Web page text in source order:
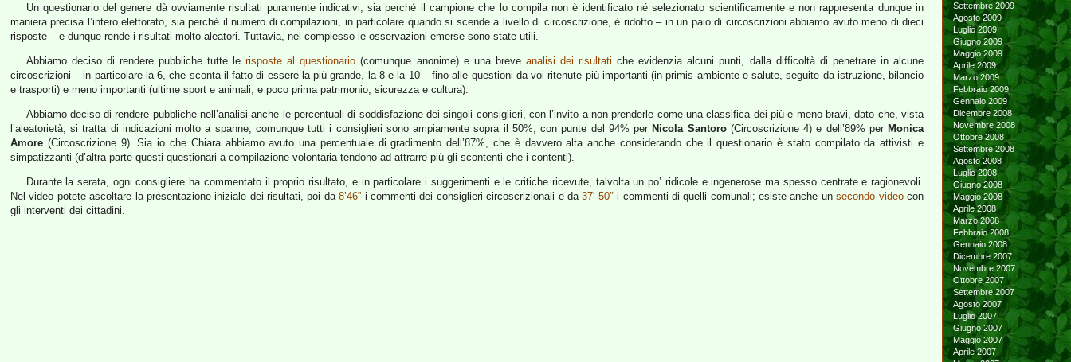
Un questionario del genere dà ovviamente risultati puramente indicativi, sia perché il campione che lo compila non è identificato né selezionato scientificamente e non rappresenta dunque in
maniera precisa l’intero elettorato, sia perché il numero di compilazioni, in particolare quando si scende a livello di circoscrizione, è ridotto – in un paio di circoscrizioni abbiamo avuto meno di dieci
risposte – e dunque rende i risultati molto aleatori. Tuttavia, nel complesso le osservazioni emerse sono state utili.
Abbiamo deciso di rendere pubbliche tutte lerisposte al questionario (comunque anonime) e una breve analisi dei risultati che evidenzia alcuni punti, dalla difficoltà di penetrare in alcune
circoscrizioni – in particolare la 6, che sconta il fatto di essere la più grande, la 8 e la 10 – fino alle questioni da voi ritenute più importanti (in primis ambiente e salute, seguite da istruzione, bilancio
e trasporti) e meno importanti (ultime sport e animali, e poco prima patrimonio, sicurezza e cultura).
Abbiamo deciso di rendere pubbliche nell’analisi anche le percentuali di soddisfazione dei singoli consiglieri, con l’invito a non prenderle come una classifica dei più e meno bravi, dato che, vista
l’aleatorietà, si tratta di indicazioni molto a spanne; comunque tutti i consiglieri sono ampiamente sopra il 50%, con punte del 94% per Nicola Santoro(Circoscrizione 4) e dell’89% per Monica
Amore (Circoscrizione 9). Sia io che Chiara abbiamo avuto una percentuale di gradimento dell’87%, che è davvero alta anche considerando che il questionario è stato compilato da attivisti e
simpatizzanti (d’altra parte questi questionari a compilazione volontaria tendono ad attrarre più gli scontenti che i contenti).
Durante la serata, ogni consigliere ha commentato il proprio risultato, e in particolare i suggerimenti e le critiche ricevute, talvolta un po’ ridicole e ingenerose ma spesso centrate e ragionevoli.
Nel video potete ascoltare la presentazione iniziale dei risultati, poi da8’46” i commenti dei consiglieri circoscrizionali e da37′ 50″i commenti di quelli comunali; esiste anche unsecondo videocon
gli interventi dei cittadini.
Settembre 2009
Agosto 2009
Luglio 2009
Giugno 2009
Maggio 2009
Aprile 2009
Marzo 2009
Febbraio 2009
Gennaio 2009
Dicembre 2008
Novembre 2008
Ottobre 2008
Settembre 2008
Agosto 2008
Luglio 2008
Giugno 2008
Maggio 2008
Aprile 2008
Marzo 2008
Febbraio 2008
Gennaio 2008
Dicembre 2007
Novembre 2007
Ottobre 2007
Settembre 2007
Agosto 2007
Luglio 2007
Giugno 2007
Maggio 2007
Aprile 2007